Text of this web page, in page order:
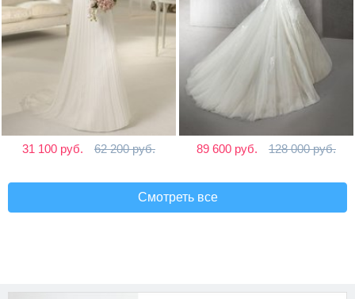
31 100 руб. 62 200 руб. 89 600 руб. 128 000 руб.
Смотреть все